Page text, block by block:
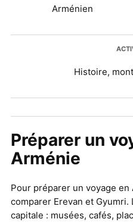
Arménien
Histoire,
Préparer un
Arménie
Pour préparer un voyage
comparer Erevan et
capitale : musées, cafés,